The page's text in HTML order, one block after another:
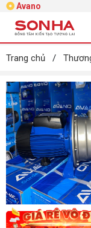
Avano
Trang chủ /